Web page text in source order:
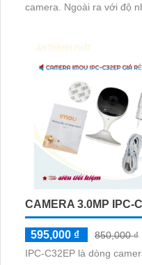
camera. Ngoài ra với độ nhạy sáng thấp 0.005 Lux, tích
3at) giúp ổn định hình
CAMERA 3.0MP IPC-
595,000 ₫
850,000 ₫
IPC-C32EP là dòng